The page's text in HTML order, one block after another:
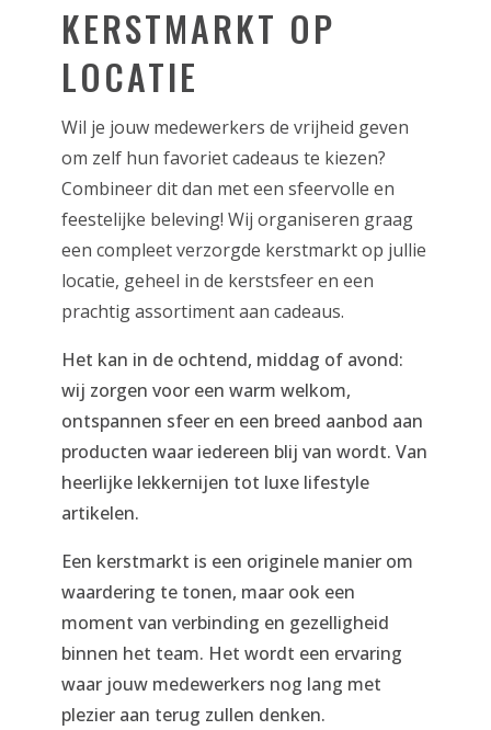
KERSTMARKT OP
LOCATIE
Wil je jouw medewerkers de vrijheid geven
om zelf hun favoriet cadeaus te kiezen?
Combineer dit dan met een sfeervolle en
feestelijke beleving! Wij organiseren graag
een compleet verzorgde kerstmarkt op jullie
locatie, geheel in de kerstsfeer en een
prachtig assortiment aan cadeaus.
Het kan in de ochtend, middag of avond:
wij zorgen voor een warm welkom,
ontspannen sfeer en een breed aanbod aan
producten waar iedereen blij van wordt. Van
heerlijke lekkernijen tot luxe lifestyle
artikelen.
Een kerstmarkt is een originele manier om
waardering te tonen, maar ook een
moment van verbinding en gezelligheid
binnen het team. Het wordt een ervaring
waar jouw medewerkers nog lang met
plezier aan terug zullen denken.